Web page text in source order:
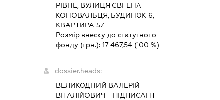
РІВНЕ, ВУЛИЦЯ ЄВГЕНА
КОНОВАЛЬЦЯ, БУДИНОК 6,
КВАРТИРА 57
Розмір внеску до статутного
фонду (грн.): 17 467,54(100 %)
dossier.heads:
ВЕЛИКОДНИЙ ВАЛЕРІЙ
ВІТАЛІЙОВИЧ - ПІДПИСАНТ